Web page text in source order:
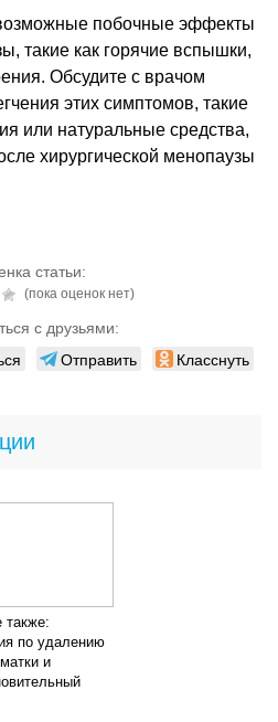
побочные эффекты
такие как горячие вспышки,
Обсудите с врачом
этих симптомов, такие
или натуральные средства,
хирургической менопаузы
статьи:
(пока оценок нет)
с друзьями:
Отправить Класснуть
также:
по удалению
и